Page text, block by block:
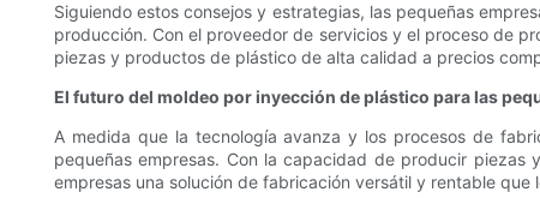
Siguiendo estos consejos y estrategias, las pequeñas
producción. Con el proveedor de servicios y el proceso de
piezas y productos de plástico de alta calidad a precios
El futuro del moldeo por inyección de plástico para las
A medida que la tecnología avanza y los procesos de
pequeñas empresas. Con la capacidad de producir
empresas una solución de fabricación versátil y rentable